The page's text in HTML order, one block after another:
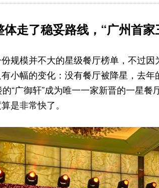
体走了稳妥路线，“广州首
规模并不大的星级餐厅榜单，不过
幅的变化：没有餐厅被降星，去年
“广御轩”成为唯一一家新晋的一星
是非常快了。